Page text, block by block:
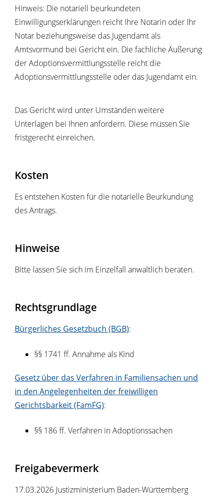
Hinweis: Die notariell beurkundeten
Einwilligungserklärungen reicht Ihre Notarin oder Ihr
Notar beziehungsweise das Jugendamt als
Amtsvormund bei Gericht ein. Die fachliche Äußerung
der Adoptionsvermittlungsstelle reicht die
Adoptionsvermittlungsstelle oder das Jugendamt ein.
Das Gericht wird unter Umständen weitere
Unterlagen bei Ihnen anfordern. Diese müssen Sie
fristgerecht einreichen.
Kosten
Es entstehen Kosten für die notarielle Beurkundung
des Antrags.
Hinweise
Bitte lassen Sie sich im Einzelfall anwaltlich beraten.
Rechtsgrundlage
Bürgerliches Gesetzbuch (BGB):
§§ 1741 ff. Annahme als Kind
Gesetz über das Verfahren in Familiensachen und
in den Angelegenheiten der freiwilligen
Gerichtsbarkeit (FamFG):
§§ 186 ff. Verfahren in Adoptionssachen
Freigabevermerk
17.03.2026 Justizministerium Baden-Württemberg